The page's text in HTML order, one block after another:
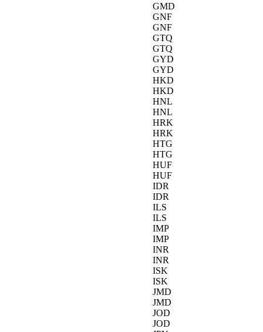
GMD
GNF
GNF
GTQ
GTQ
GYD
GYD
HKD
HKD
HNL
HNL
HRK
HRK
HTG
HTG
HUF
HUF
IDR
IDR
ILS
ILS
IMP
IMP
INR
INR
ISK
ISK
JMD
JMD
JOD
JOD